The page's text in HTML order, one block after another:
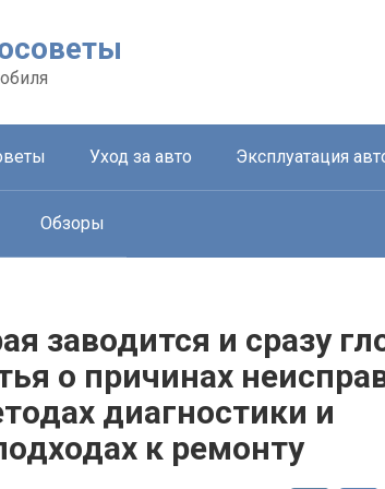
Уход за авто Эксплуатация
Обзоры
заводится и сразу
о причинах
диагностики и
к ремонту